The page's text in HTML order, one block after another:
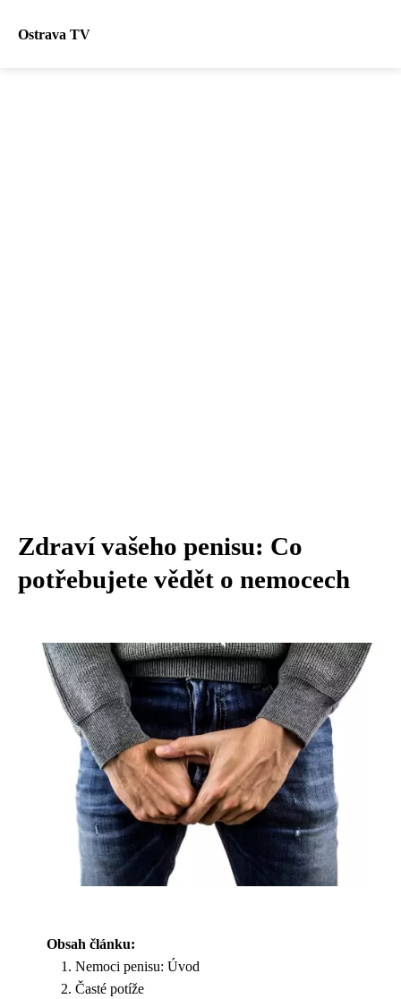
Ostrava TV
Zdraví vašeho penisu: Co
potřebujete vědět o nemocech
Obsah článku:
Nemoci penisu: Úvod
Časté potíže